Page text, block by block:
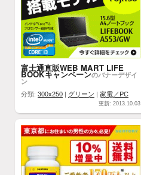
富士通直販WEB MART LIFE
BOOKキャンペーンのバナーデザイ
ン
分類: 300x250 グリーン 家電／PC
更新: 2013.10.03